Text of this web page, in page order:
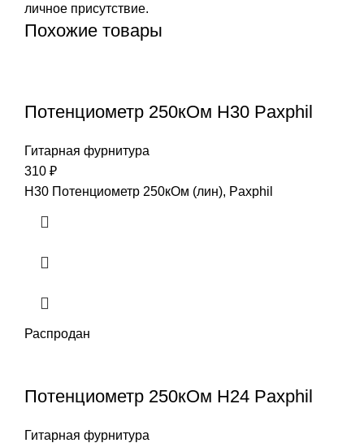
личное присутствие.
Похожие товары
Потенциометр 250кОм H30 Paxphil
Гитарная фурнитура
310 ₽
H30 Потенциометр 250кОм (лин), Paxphil
Распродан
Потенциометр 250кОм H24 Paxphil
Гитарная фурнитура